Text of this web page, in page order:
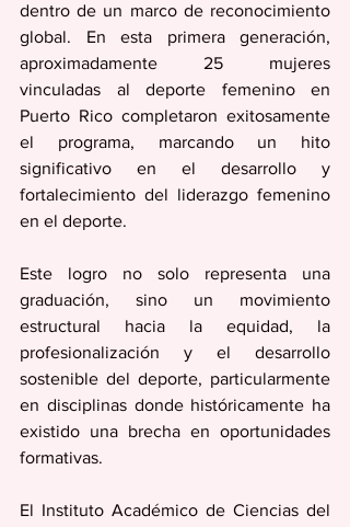
dentro de un marco de reconocimiento
global. En esta primera generación,
aproximadamente 25 mujeres
vinculadas al deporte femenino en
Puerto Rico completaron exitosamente
el programa, marcando un hito
significativo en el desarrollo y
fortalecimiento del liderazgo femenino
en el deporte.
Este logro no solo representa una
graduación, sino un movimiento
estructural hacia la equidad, la
profesionalización y el desarrollo
sostenible del deporte, particularmente
en disciplinas donde históricamente ha
existido una brecha en oportunidades
formativas.
El Instituto Académico de Ciencias del